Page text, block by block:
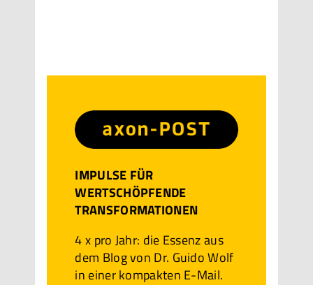
IMPULSE FÜR
WERTSCHÖPFENDE
TRANSFORMATIONEN
4 x pro Jahr: die Essenz aus
dem Blog von Dr. Guido Wolf
in einer kompakten E-Mail.